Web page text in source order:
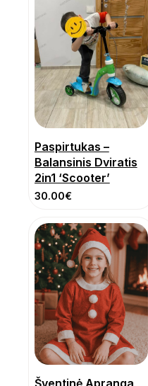
Paspirtukas –
Balansinis Dviratis
2in1 ‘Scooter’
30.00€
Šventinė Apranga